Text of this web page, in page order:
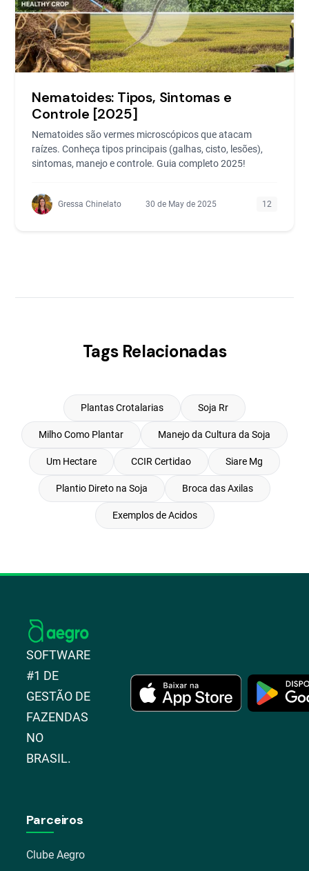
Nematoides: Tipos, Sintomas e
Controle [2025]
Nematoides são vermes microscópicos que atacam
raízes. Conheça tipos principais (galhas, cisto, lesões),
sintomas, manejo e controle. Guia completo 2025!
Gressa Chinelato 30 de May de 2025 12
Tags Relacionadas
Plantas Crotalarias Soja Rr
Milho Como Plantar Manejo da Cultura da Soja
Um Hectare CCIR Certidao Siare Mg
Plantio Direto na Soja Broca das Axilas
Exemplos de Acidos
SOFTWARE
#1 DE
GESTÃO DE
FAZENDAS
NO
BRASIL.
Parceiros
Clube Aegro